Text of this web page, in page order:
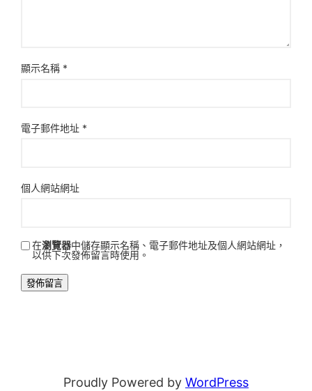
顯示名稱 *
電子郵件地址 *
個人網站網址
在瀏覽器中儲存顯示名稱、電子郵件地址及個人網站網址，
以供下次發佈留言時使用。
Proudly Powered by WordPress